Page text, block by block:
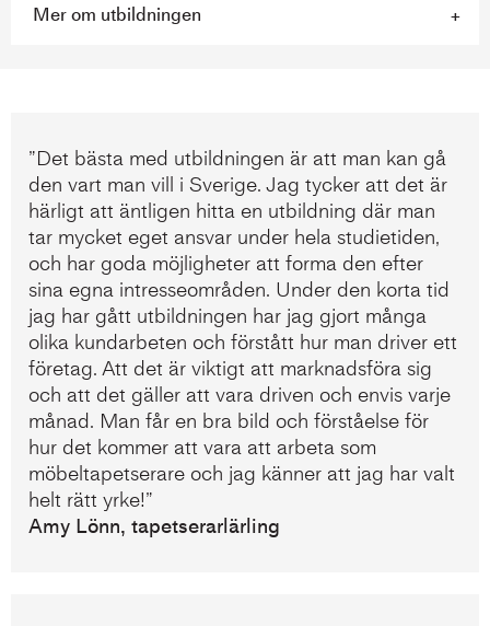
Mer om utbildningen
”Det bästa med utbildningen är att man kan gå
den vart man vill i Sverige. Jag tycker att det är
härligt att äntligen hitta en utbildning där man
tar mycket eget ansvar under hela studietiden,
och har goda möjligheter att forma den efter
sina egna intresseområden. Under den korta tid
jag har gått utbildningen har jag gjort många
olika kundarbeten och förstått hur man driver ett
företag. Att det är viktigt att marknadsföra sig
och att det gäller att vara driven och envis varje
månad. Man får en bra bild och förståelse för
hur det kommer att vara att arbeta som
möbeltapetserare och jag känner att jag har valt
helt rätt yrke!”
Amy Lönn, tapetserarlärling